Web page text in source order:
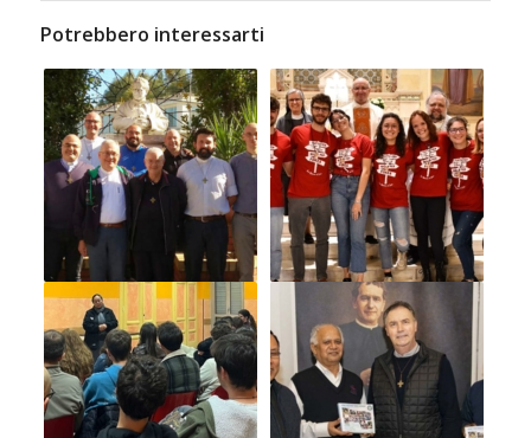
Potrebbero interessarti